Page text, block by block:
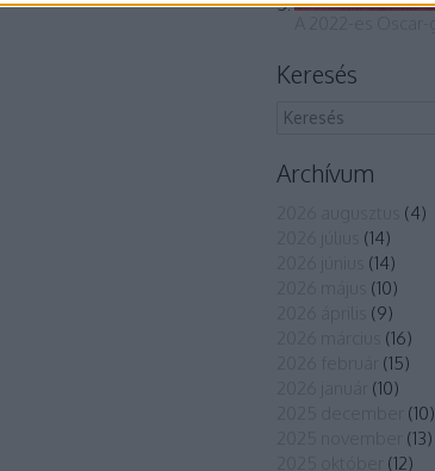
Keresés
Archívum
(4)
(14)
(14)
(10)
(9)
(16)
(15)
(10)
(10)
(13)
(12)